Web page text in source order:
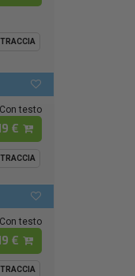
Con testo
€
Con testo
€